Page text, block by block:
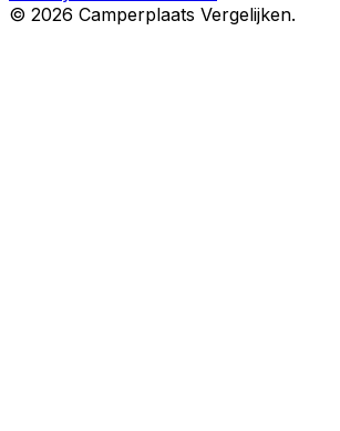
© 2026 Camperplaats Vergelijken.